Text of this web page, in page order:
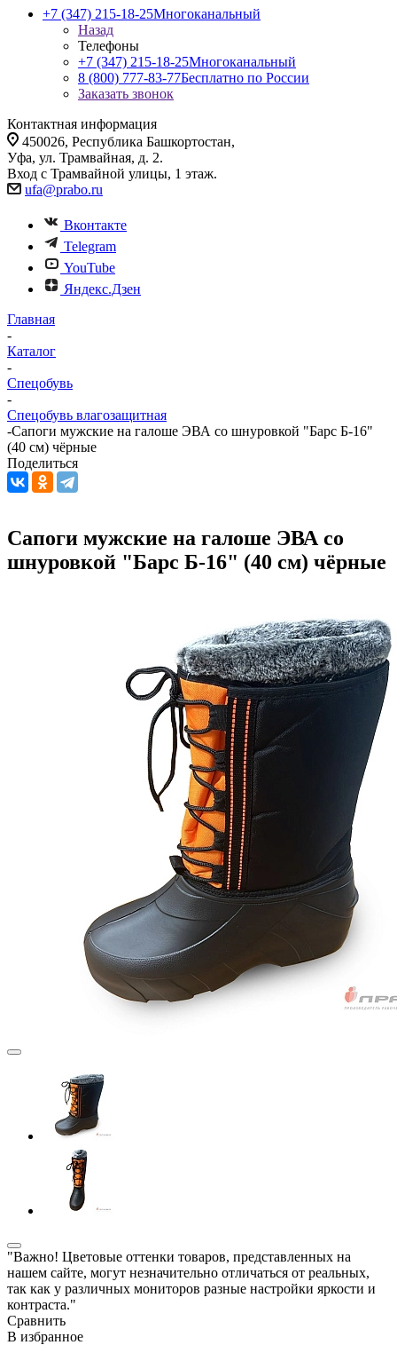
+7 (347) 215-18-25Многоканальный
Назад
Телефоны
+7 (347) 215-18-25Многоканальный
8 (800) 777-83-77Бесплатно по России
Заказать звонок
Контактная информация
450026, Республика Башкортостан,
Уфа, ул. Трамвайная, д. 2.
Вход с Трамвайной улицы, 1 этаж.
ufa@prabo.ru
Вконтакте
Telegram
YouTube
Яндекс.Дзен
Главная
-
Каталог
-
Спецобувь
-
Спецобувь влагозащитная
-Сапоги мужские на галоше ЭВА со шнуровкой "Барс Б-16"
(40 см) чёрные
Поделиться
Сапоги мужские на галоше ЭВА со
шнуровкой "Барс Б-16" (40 см) чёрные
"Важно! Цветовые оттенки товаров, представленных на
нашем сайте, могут незначительно отличаться от реальных,
так как у различных мониторов разные настройки яркости и
контраста."
Сравнить
В избранное